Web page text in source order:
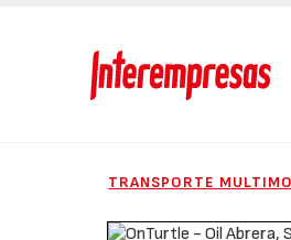
TRANSPORTE